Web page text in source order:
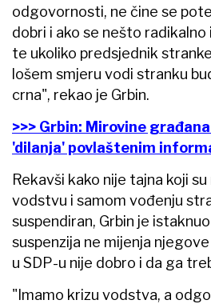
odgovornosti, ne čine se
dobri i ako se nešto radikalno
te ukoliko predsjednik
lošem smjeru vodi stranku
crna", rekao je Grbin.
>>> Grbin: Mirovine
'dilanja' povlaštenim
Rekavši kako nije tajna koji
vodstvu i samom vođenju
suspendiran, Grbin je
suspenzija ne mijenja
u SDP-u nije dobro i da ga
"Imamo krizu vodstva, a